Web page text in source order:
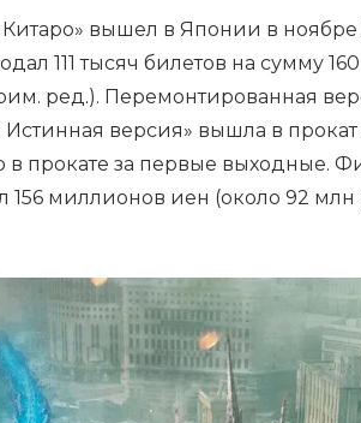
вышел в Японии в ноябре
111 тысяч билетов на сумму
ред.). Перемонтированная
версия» вышла в
в прокате за первые выходные.
156 миллионов иен (около 92